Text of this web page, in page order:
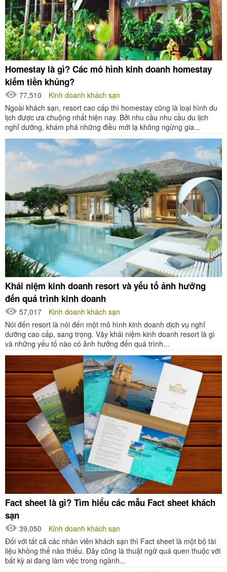
Homestay là gì? Các mô hình kinh doanh homestay
kiếm tiền khủng?
77,510
Kinh doanh khách sạn
Ngoài khách sạn, resort cao cấp thì homestay cũng là loại hình du
lịch được ưa chuộng nhất hiện nay. Bởi nhu cầu nhu cầu du lịch
nghỉ dưỡng, khám phá những điều mới lạ không ngừng gia...
Khái niệm kinh doanh resort và yếu tố ảnh hưởng
đến quá trình kinh doanh
57,017
Kinh doanh khách sạn
Nói đến resort là nói đến một mô hình kinh doanh dịch vụ nghỉ
dưỡng cao cấp, sang trọng. Vậy khái niệm kinh doanh resort là gì
và những yếu tố nào có ảnh hưởng đến quá trình...
Fact sheet là gì? Tìm hiểu các mẫu Fact sheet khách
sạn
39,050
Kinh doanh khách sạn
Đối với tất cả các nhân viên khách sạn thì Fact sheet là một bộ tài
liệu không thể nào thiếu. Đây cũng là thuật ngữ quá quen thuộc với
bất kỳ ai đang làm việc trong ngành...